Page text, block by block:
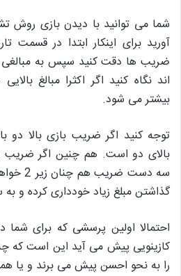
شما می توانید با دیدن بازی
آورید برای اینکار ابتدا در قسمت
ضریب ها دقت کنید سپس به مبالغی
اند نگاه کنید اگر اکثرا مبالغ
بیشتر می شود.
توجه کنید اگر ضریب بازی بالا
سه دست
گذاشتن مبلغ زیاد خودداری کرده و
احتمالا اولین پرسشی که برای
کازینویی پیش می آید این است که
را به نحو احسن پیش می برند و یا